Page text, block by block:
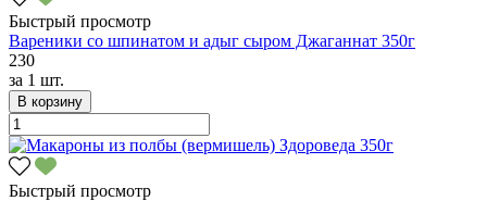
Быстрый просмотр
Вареники со шпинатом и адыг сыром Джаганнат 350г
230
за 1 шт.
В корзину
Быстрый просмотр